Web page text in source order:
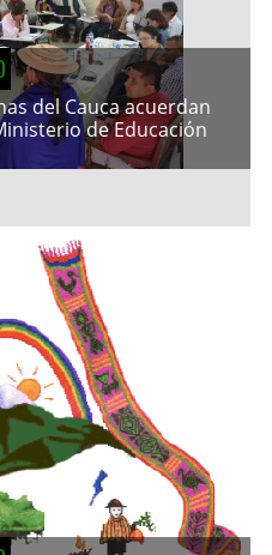
del Cauca acuerdan
de Educación